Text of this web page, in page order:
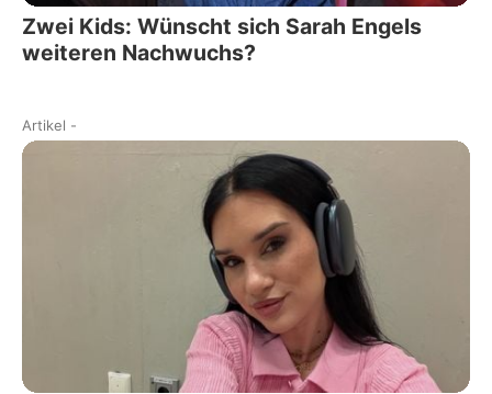
Zwei Kids: Wünscht sich Sarah Engels
weiteren Nachwuchs?
Artikel -